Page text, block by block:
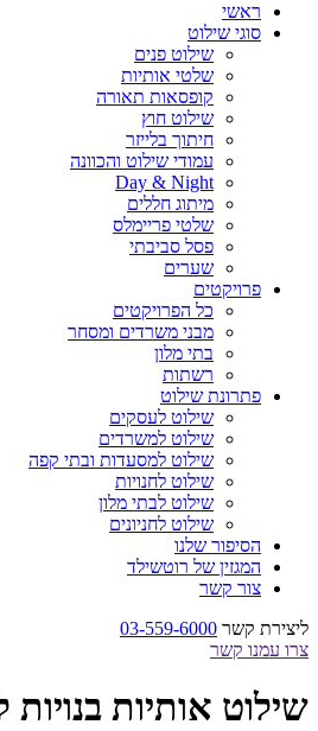
ראשי
סוגי שילוט
שילוט פנים
שלטי אותיות
קופסאות תאורה
שילוט חוץ
חיתוך בלייזר
עמודי שילוט והכוונה
Day & Night
מיתוג חללים
שלטי פריימלס
פסל סביבתי
שערים
פרויקטים
כל הפרויקטים
מבני משרדים ומסחר
בתי מלון
רשתות
פתרונת שילוט
שילוט לעסקים
שילוט למשרדים
שילוט למסעדות ובתי קפה
שילוט לחנויות
שילוט לבתי מלון
שילוט לחניונים
הסיפור שלנו
המגזין של רוטשילד
צור קשר
ליצירת קשר 03-559-6000
צרו עמנו קשר
שילוט אותיות